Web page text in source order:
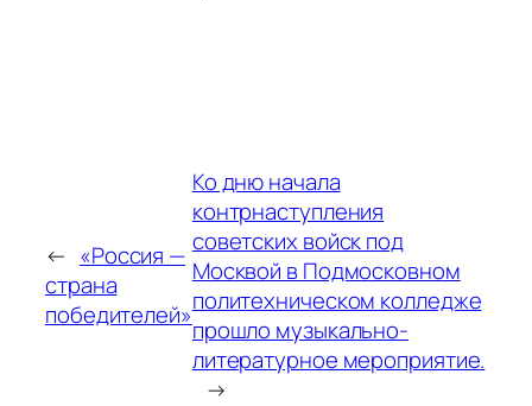
← «Россия —
страна
победителей»
Ко дню начала
контрнаступления
советских войск под
Москвой в Подмосковном
политехническом колледже
прошло музыкально-
литературное мероприятие.
→